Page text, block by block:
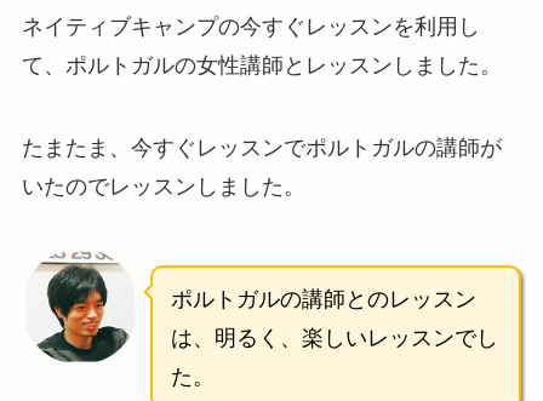
ネイティブキャンプの今すぐレッスンを利用し
て、ポルトガルの女性講師とレッスンしました。
たまたま、今すぐレッスンでポルトガルの講師が
いたのでレッスンしました。
ポルトガルの講師とのレッスン
は、明るく、楽しいレッスンでし
た。